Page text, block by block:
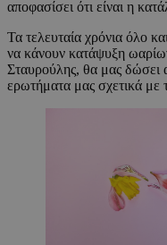
αποφασίσει ότι είναι η
Τα τελευταία χρόνια όλο
να κάνουν κατάψυξη
Σταυρούλης, θα μας δώσει
ερωτήματα μας σχετικά με